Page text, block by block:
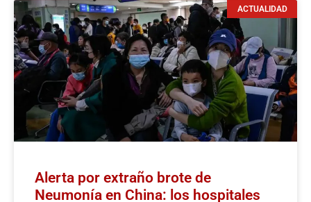
ACTUALIDAD
Alerta por extraño brote de
Neumonía en China: los hospitales